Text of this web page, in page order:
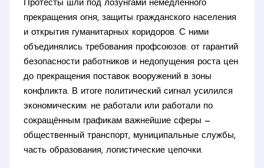
Протесты шли под лозунгами немедленного
прекращения огня, защиты гражданского населения
и открытия гуманитарных коридоров. С ними
объединялись требования профсоюзов: от гарантий
безопасности работников и недопущения роста цен
до прекращения поставок вооружений в зоны
конфликта. В итоге политический сигнал усилился
экономическим: не работали или работали по
сокращённым графикам важнейшие сферы —
общественный транспорт, муниципальные службы,
часть образования, логистические цепочки.